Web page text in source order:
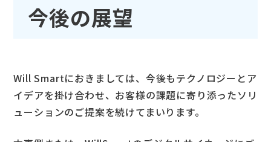
今後の展望
Will Smartにおきましては、今後もテクノロジーとア
イデアを掛け合わせ、お客様の課題に寄り添ったソリ
ューションのご提案を続けてまいります。